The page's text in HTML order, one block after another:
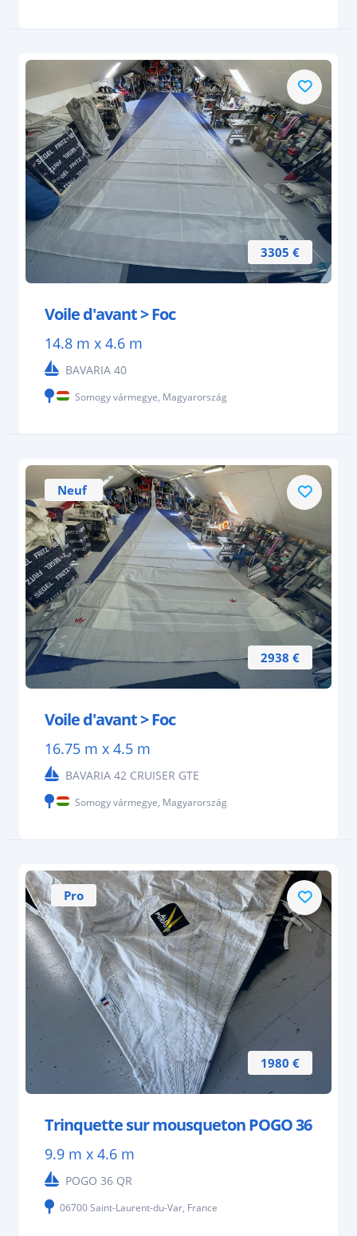
3305 €
Voile d'avant > Foc
14.8 m x 4.6 m
BAVARIA 40
Somogy vármegye, Magyarország
2938 €
Neuf
Voile d'avant > Foc
16.75 m x 4.5 m
BAVARIA 42 CRUISER GTE
Somogy vármegye, Magyarország
1980 €
Pro
Trinquette sur mousqueton POGO 36
9.9 m x 4.6 m
POGO 36 QR
06700 Saint-Laurent-du-Var, France